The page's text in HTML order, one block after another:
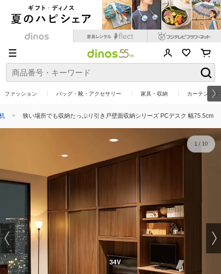
ファッション バッグ・靴・アクセサリー 家具・収納 カーテン・
狭い場所でも収納たっぷり引き戸壁面収納シリーズ PCデスク 幅75.5cm
1/ 10